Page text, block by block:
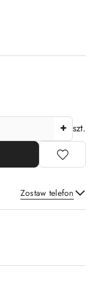
szt.
Zostaw telefon